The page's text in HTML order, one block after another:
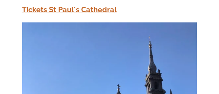
Tickets St Paul's Cathedral